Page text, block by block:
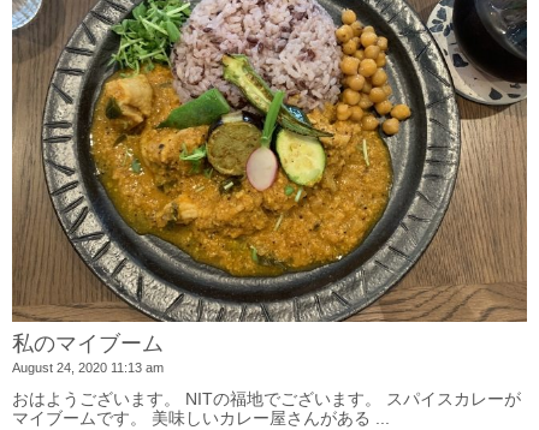
私のマイブーム
August 24, 2020 11:13 am
おはようございます。 NITの福地でございます。 スパイスカレーが
マイブームです。 美味しいカレー屋さんがある ...